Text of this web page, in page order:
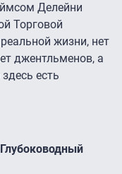
Делейни
Торговой
жизни, нет
джентльменов, а
есть